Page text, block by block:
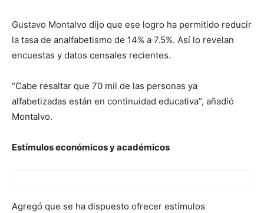
Gustavo Montalvo dijo que ese logro ha permitido reducir
la tasa de analfabetismo de 14% a 7.5%. Así lo revelan
encuestas y datos censales recientes.
“Cabe resaltar que 70 mil de las personas ya
alfabetizadas están en continuidad educativa”, añadió
Montalvo.
Estímulos económicos y académicos
Agregó que se ha dispuesto ofrecer estímulos